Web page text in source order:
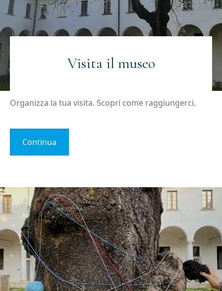
Visita il museo
Organizza la tua visita. Scopri come raggiungerci.
Continua